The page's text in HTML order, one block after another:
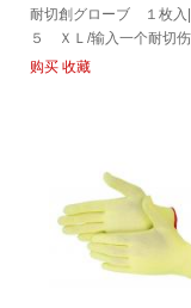
耐切創グローブ １枚入
５ ＸＬ/输入一个耐切伤
| | DS5 XL
购买 收藏